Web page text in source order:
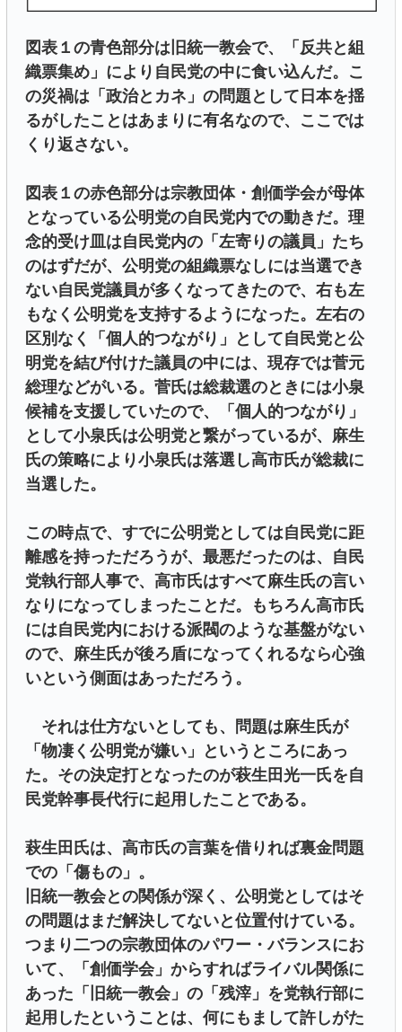
図表１の青色部分は旧統一教会で、「反共と組
織票集め」により自民党の中に食い込んだ。こ
の災禍は「政治とカネ」の問題として日本を揺
るがしたことはあまりに有名なので、ここでは
くり返さない。
図表１の赤色部分は宗教団体・創価学会が母体
となっている公明党の自民党内での動きだ。理
念的受け皿は自民党内の「左寄りの議員」たち
のはずだが、公明党の組織票なしには当選でき
ない自民党議員が多くなってきたので、右も左
もなく公明党を支持するようになった。左右の
区別なく「個人的つながり」として自民党と公
明党を結び付けた議員の中には、現存では菅元
総理などがいる。菅氏は総裁選のときには小泉
候補を支援していたので、「個人的つながり」
として小泉氏は公明党と繋がっているが、麻生
氏の策略により小泉氏は落選し高市氏が総裁に
当選した。
この時点で、すでに公明党としては自民党に距
離感を持っただろうが、最悪だったのは、自民
党執行部人事で、高市氏はすべて麻生氏の言い
なりになってしまったことだ。もちろん高市氏
には自民党内における派閥のような基盤がない
ので、麻生氏が後ろ盾になってくれるなら心強
いという側面はあっただろう。
それは仕方ないとしても、問題は麻生氏が
「物凄く公明党が嫌い」というところにあっ
た。その決定打となったのが萩生田光一氏を自
民党幹事長代行に起用したことである。
萩生田氏は、高市氏の言葉を借りれば裏金問題
での「傷もの」。
旧統一教会との関係が深く、公明党としてはそ
の問題はまだ解決してないと位置付けている。
つまり二つの宗教団体のパワー・バランスにお
いて、「創価学会」からすればライバル関係に
あった「旧統一教会」の「残滓」を党執行部に
起用したということは、何にもまして許しがた